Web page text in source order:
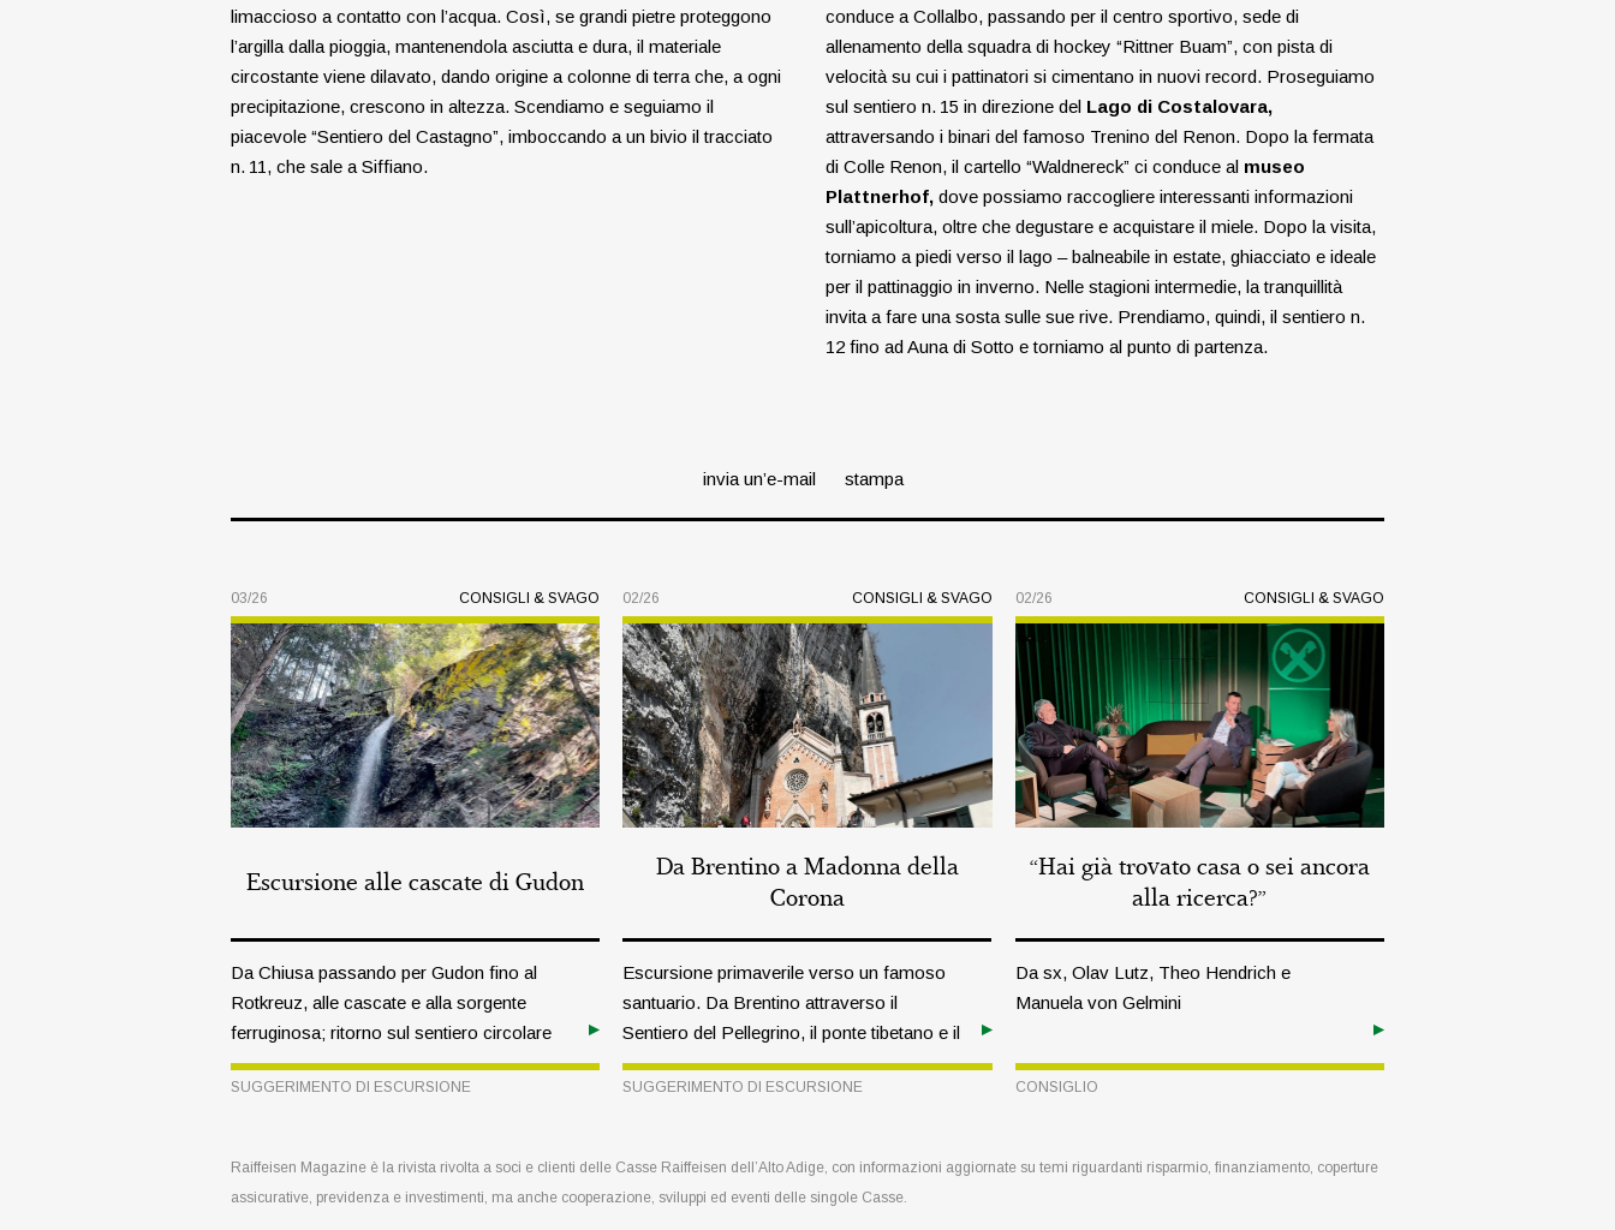
limaccioso a contatto con l’acqua. Così, se grandi pietre proteggono
l’argilla dalla pioggia, mantenendola asciutta e dura, il materiale
circostante viene dilavato, dando origine a colonne di terra che, a ogni
precipitazione, crescono in altezza. Scendiamo e seguiamo il
piacevole “Sentiero del Castagno”, imboccando a un bivio il tracciato
n. 11, che sale a Siffiano.
conduce a Collalbo, passando per il centro sportivo, sede di
allenamento della squadra di hockey “Rittner Buam”, con pista di
velocità su cui i pattinatori si cimentano in nuovi record. Proseguiamo
sul sentiero n. 15 in direzione del Lago di Costalovara,
attraversando i binari del famoso Trenino del Renon. Dopo la fermata
di Colle Renon, il cartello “Waldnereck” ci conduce al museo
Plattnerhof, dove possiamo raccogliere interessanti informazioni
sull’apicoltura, oltre che degustare e acquistare il miele. Dopo la visita,
torniamo a piedi verso il lago – balneabile in estate, ghiacciato e ideale
per il pattinaggio in inverno. Nelle stagioni intermedie, la tranquillità
invita a fare una sosta sulle sue rive. Prendiamo, quindi, il sentiero n.
12 fino ad Auna di Sotto e torniamo al punto di partenza.
invia un’e-mail stampa
CONSIGLI & SVAGO
03/26
Escursione alle cascate di Gudon
Da Chiusa passando per Gudon fino al
Rotkreuz, alle cascate e alla sorgente
ferruginosa; ritorno sul sentiero circolare
Raffeil.
SUGGERIMENTO DI ESCURSIONE
CONSIGLI & SVAGO
02/26
Da Brentino a Madonna della
Corona
Escursione primaverile verso un famoso
santuario. Da Brentino attraverso il
Sentiero del Pellegrino, il ponte tibetano e il
Vajo dell’Orsa, fino a Ferrara di Monte
Baldo alla Madonna della Corona.
SUGGERIMENTO DI ESCURSIONE
CONSIGLI & SVAGO
02/26
“Hai già trovato casa o sei ancora
alla ricerca?”
Da sx, Olav Lutz, Theo Hendrich e
Manuela von Gelmini
CONSIGLIO
Raiffeisen Magazine è la rivista rivolta a soci e clienti delle Casse Raiffeisen dell’Alto Adige, con informazioni aggiornate su temi riguardanti risparmio, finanziamento, coperture
assicurative, previdenza e investimenti, ma anche cooperazione, sviluppi ed eventi delle singole Casse.